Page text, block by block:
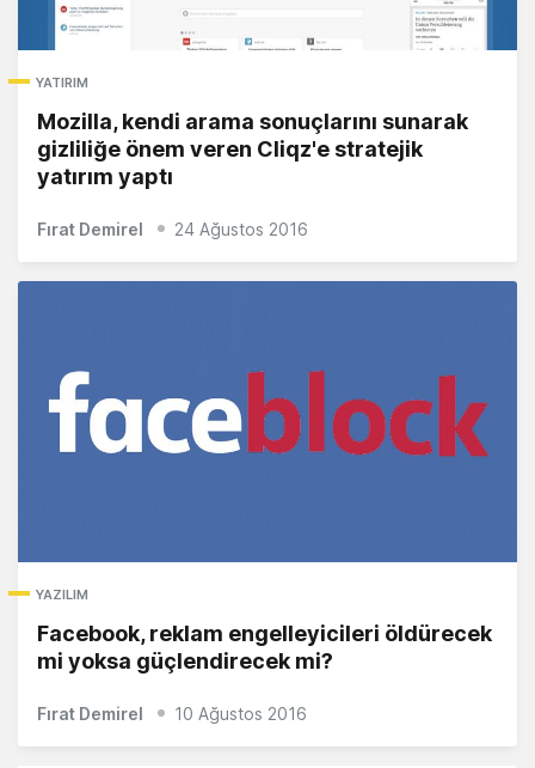
YATIRIM
Mozilla, kendi arama sonuçlarını sunarak
gizliliğe önem veren Cliqz'e stratejik
yatırım yaptı
Fırat Demirel 24 Ağustos 2016
YAZILIM
Facebook, reklam engelleyicileri öldürecek
mi yoksa güçlendirecek mi?
Fırat Demirel 10 Ağustos 2016